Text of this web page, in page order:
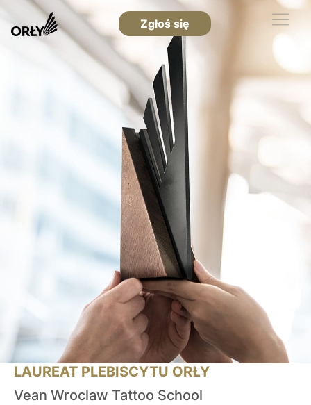
Zgłoś się
LAUREAT PLEBISCYTU ORŁY
Vean Wroclaw Tattoo School